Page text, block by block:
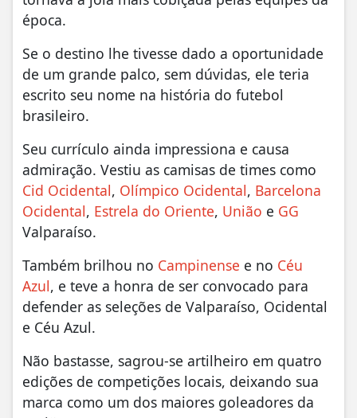
época.
Se o destino lhe tivesse dado a oportunidade
de um grande palco, sem dúvidas, ele teria
escrito seu nome na história do futebol
brasileiro.
Seu currículo ainda impressiona e causa
admiração. Vestiu as camisas de times como
Cid Ocidental, Olímpico Ocidental, Barcelona
Ocidental, Estrela do Oriente, União e GG
Valparaíso.
Também brilhou no Campinense e no Céu
Azul, e teve a honra de ser convocado para
defender as seleções de Valparaíso, Ocidental
e Céu Azul.
Não bastasse, sagrou-se artilheiro em quatro
edições de competições locais, deixando sua
marca como um dos maiores goleadores da